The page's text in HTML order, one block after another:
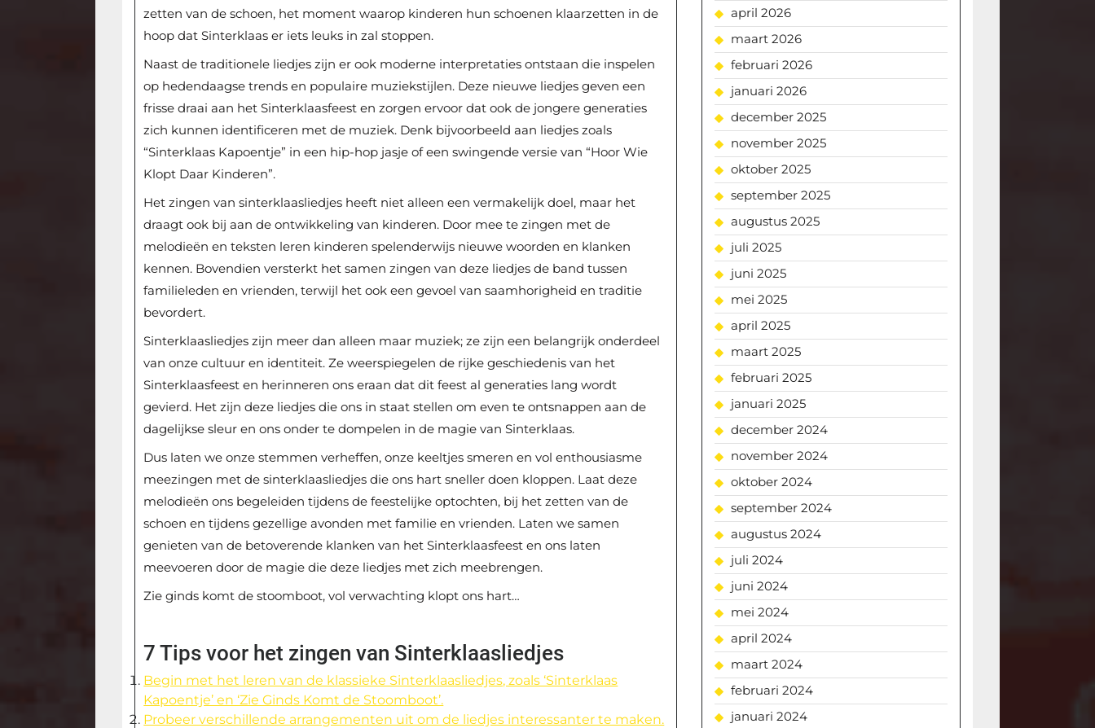
zetten van de schoen, het moment waarop kinderen hun schoenen klaarzetten in de
hoop dat Sinterklaas er iets leuks in zal stoppen.
Naast de traditionele liedjes zijn er ook moderne interpretaties ontstaan die inspelen
op hedendaagse trends en populaire muziekstijlen. Deze nieuwe liedjes geven een
frisse draai aan het Sinterklaasfeest en zorgen ervoor dat ook de jongere generaties
zich kunnen identificeren met de muziek. Denk bijvoorbeeld aan liedjes zoals
“Sinterklaas Kapoentje” in een hip-hop jasje of een swingende versie van “Hoor Wie
Klopt Daar Kinderen”.
Het zingen van sinterklaasliedjes heeft niet alleen een vermakelijk doel, maar het
draagt ook bij aan de ontwikkeling van kinderen. Door mee te zingen met de
melodieën en teksten leren kinderen spelenderwijs nieuwe woorden en klanken
kennen. Bovendien versterkt het samen zingen van deze liedjes de band tussen
familieleden en vrienden, terwijl het ook een gevoel van saamhorigheid en traditie
bevordert.
Sinterklaasliedjes zijn meer dan alleen maar muziek; ze zijn een belangrijk onderdeel
van onze cultuur en identiteit. Ze weerspiegelen de rijke geschiedenis van het
Sinterklaasfeest en herinneren ons eraan dat dit feest al generaties lang wordt
gevierd. Het zijn deze liedjes die ons in staat stellen om even te ontsnappen aan de
dagelijkse sleur en ons onder te dompelen in de magie van Sinterklaas.
Dus laten we onze stemmen verheffen, onze keeltjes smeren en vol enthousiasme
meezingen met de sinterklaasliedjes die ons hart sneller doen kloppen. Laat deze
melodieën ons begeleiden tijdens de feestelijke optochten, bij het zetten van de
schoen en tijdens gezellige avonden met familie en vrienden. Laten we samen
genieten van de betoverende klanken van het Sinterklaasfeest en ons laten
meevoeren door de magie die deze liedjes met zich meebrengen.
Zie ginds komt de stoomboot, vol verwachting klopt ons hart…
7 Tips voor het zingen van Sinterklaasliedjes
Begin met het leren van de klassieke Sinterklaasliedjes, zoals ‘Sinterklaas
Kapoentje’ en ‘Zie Ginds Komt de Stoomboot’.
Probeer verschillende arrangementen uit om de liedjes interessanter te maken.
april 2026
maart 2026
februari 2026
januari 2026
december 2025
november 2025
oktober 2025
september 2025
augustus 2025
juli 2025
juni 2025
mei 2025
april 2025
maart 2025
februari 2025
januari 2025
december 2024
november 2024
oktober 2024
september 2024
augustus 2024
juli 2024
juni 2024
mei 2024
april 2024
maart 2024
februari 2024
januari 2024